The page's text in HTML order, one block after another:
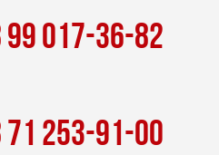
99 017-36-82
71 253-91-00